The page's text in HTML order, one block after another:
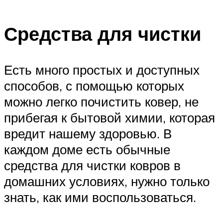
Средства для чистки
Есть много простых и доступных
способов, с помощью которых
можно легко почистить ковер, не
прибегая к бытовой химии, которая
вредит нашему здоровью. В
каждом доме есть обычные
средства для чистки ковров в
домашних условиях, нужно только
знать, как ими воспользоваться.